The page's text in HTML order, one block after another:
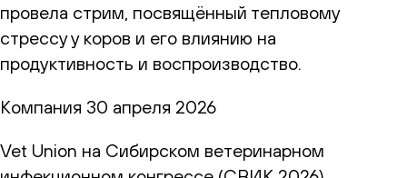
провела стрим, посвящённый тепловому
стрессу у коров и его влиянию на
продуктивность и воспроизводство.
Компания 30 апреля 2026
Vet Union на Сибирском ветеринарном